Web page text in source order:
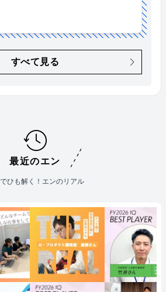
すべて見る
最近のエン
ひも解く！エンのリアル